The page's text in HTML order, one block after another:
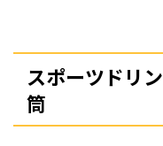
スポーツドリ
筒